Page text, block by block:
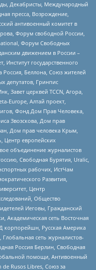
Декабристы, Международный
пресса, Возрождение,
антивоенный комитет в
Форум свободной России,
Форум Свободных
движением в России –
Институт государственного
Беллона, Союз жителей
депутатов, Гринпис
Завет церквей TCCN, Агора,
Europe, Алтай проект,
Фонд Дом Прав Человека,
Звозскова, Дом прав
Дом прав человека Крым,
Центр европейских
объединение журналистов
Свободная Бурятия, Uralic,
рабочих, ИстЧам
Развития,
Центр
Общество
Иеговы, Гражданский
Академическая сеть Восточная
корпорейшн, Русская Америка
сеть журналистов-
Россия Берлин, Свободная
помощи, Антивоенный
de Rusos Libres, Союз за